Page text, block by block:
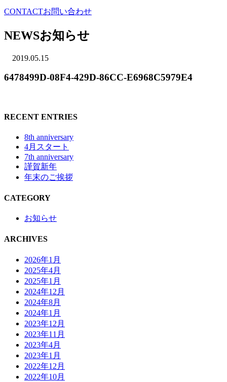
CONTACTお問い合わせ
NEWSお知らせ
2019.05.15
6478499D-08F4-429D-86CC-E6968C5979E4
RECENT ENTRIES
8th anniversary
4月スタート
7th anniversary
謹賀新年
年末のご挨拶
CATEGORY
お知らせ
ARCHIVES
2026年1月
2025年4月
2025年1月
2024年12月
2024年8月
2024年1月
2023年12月
2023年11月
2023年4月
2023年1月
2022年12月
2022年10月